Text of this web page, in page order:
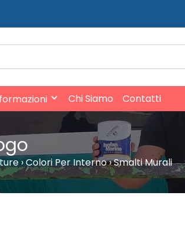
expand_more Chi Siamo Contatti
›Colori Per Interno›Smalti Murali